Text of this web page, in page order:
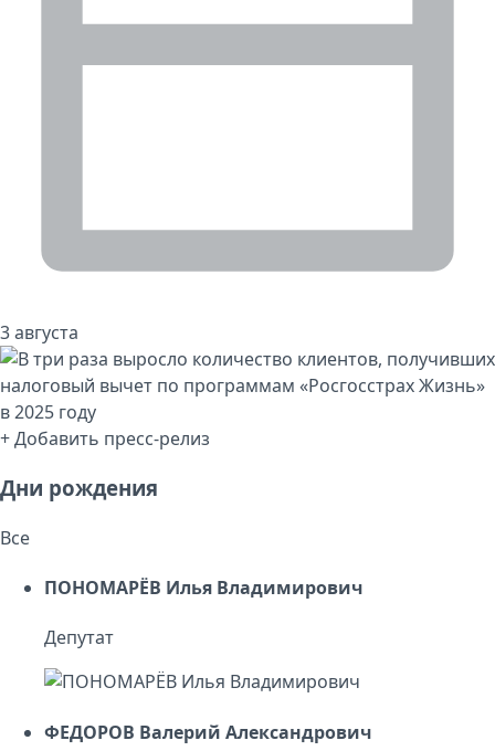
3 августа
+ Добавить пресс-релиз
Дни рождения
Все
ПОНОМАРЁВ Илья Владимирович
Депутат
ФЕДОРОВ Валерий Александрович